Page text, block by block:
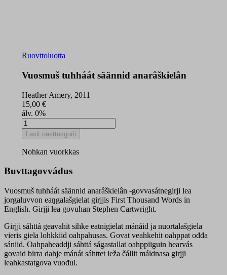
Ruovttoluotta
Vuosmuš tuhháát säännid anarâškielân
Heather Amery, 2011
15,00 €
álv. 0%
Vuosmuš
tuhháát
säännid
anarâškielân
Lasit oasttusgorii
Nohkan vuorkkas
Buvttagovvádus
Vuosmuš tuhháát säännid anarâškielân -govvasátnegirji lea
jorgaluvvon eaŋgalašgielat girjjis First Thousand Words in
English. Girjji lea govuhan Stephen Cartwright.
Girjji sáhttá geavahit sihke eatnigielat mánáid ja nuortalašgiela
vieris giela lohkkiid oahpahusas. Govat veahkehit oahppat ođđa
sániid. Oahpaheaddji sáhttá ságastallat oahppiiguin hearvás
govaid birra dahje mánát sáhttet ieža čállit máidnasa girjji
leahkastatgova vuođul.